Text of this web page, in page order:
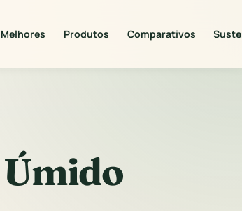
Melhores Produtos Comparativos